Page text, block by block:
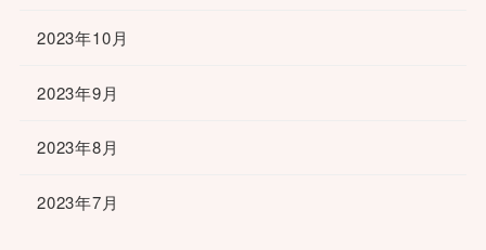
2023年10月
2023年9月
2023年8月
2023年7月